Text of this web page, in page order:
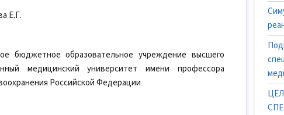
Е.Г.
бюджетное образовательное учреждение высшего
медицинский университет имени профессора
Российской Федерации